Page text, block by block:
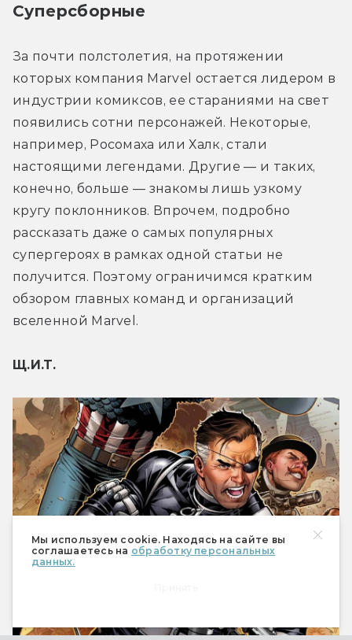
Мы используем cookie. Находясь на сайте вы
соглашаетесь на обработку персональных
данных.
Суперсборные
За почти полстолетия, на протяжении
которых компания Marvel остается лидером в
индустрии комиксов, ее стараниями на свет
появились сотни персонажей. Некоторые,
например, Росомаха или Халк, стали
настоящими легендами. Другие — и таких,
конечно, больше — знакомы лишь узкому
кругу поклонников. Впрочем, подробно
рассказать даже о самых популярных
супергероях в рамках одной статьи не
получится. Поэтому ограничимся кратким
обзором главных команд и организаций
вселенной Marvel.
Щ.И.Т.